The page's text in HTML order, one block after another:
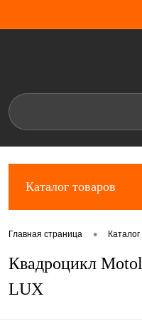
Каталог товаров
Главная страница •
Квадроцикл
LUX